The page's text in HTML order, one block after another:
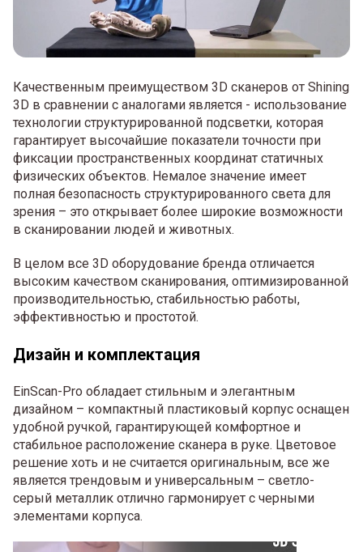
Качественным преимуществом 3D сканеров от Shining
3D в сравнении с аналогами является - использование
технологии структурированной подсветки, которая
гарантирует высочайшие показатели точности при
фиксации пространственных координат статичных
физических объектов. Немалое значение имеет
полная безопасность структурированного света для
зрения – это открывает более широкие возможности
в сканировании людей и животных.
В целом все 3D оборудование бренда отличается
высоким качеством сканирования, оптимизированной
производительностью, стабильностью работы,
эффективностью и простотой.
Дизайн и комплектация
EinScan-Pro обладает стильным и элегантным
дизайном – компактный пластиковый корпус оснащен
удобной ручкой, гарантирующей комфортное и
стабильное расположение сканера в руке. Цветовое
решение хоть и не считается оригинальным, все же
является трендовым и универсальным – светло-
серый металлик отлично гармонирует с черными
элементами корпуса.